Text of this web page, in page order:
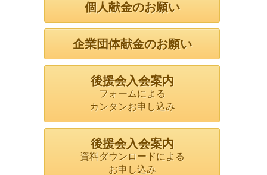
個人献金のお願い
企業団体献金のお願い
後援会入会案内
フォームによる
カンタンお申し込み
後援会入会案内
資料ダウンロードによる
お申し込み